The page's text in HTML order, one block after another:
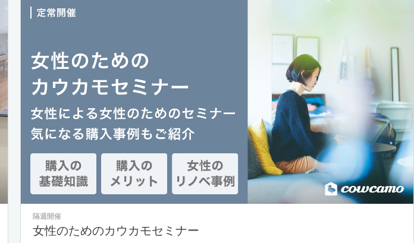
隔週開催
女性のためのカウカモセミナー